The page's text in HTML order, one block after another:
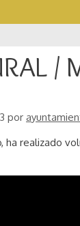
/
por
ha realizado